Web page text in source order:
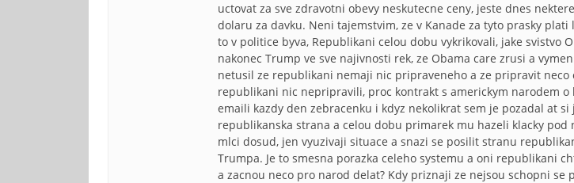
uctovat za sve zdravotni obevy neskutecne ceny, jeste dnes
dolaru za davku. Neni tajemstvim, ze v Kanade za tyto prasky
to v politice byva, Republikani celou dobu vykrikovali, jake svistvo
nakonec Trump ve sve najivnosti rek, ze Obama care zrusi a
netusil ze republikani nemaji nic pripraveneho a ze pripravit
republikani nic nepripravili, proc kontrakt s americkym narodem
emaili kazdy den zebracenku i kdyz nekolikrat sem je pozadal at
republikanska strana a celou dobu primarek mu hazeli klacky
mlci dosud, jen vyuzivaji situace a snazi se posilit stranu
Trumpa. Je to smesna porazka celeho systemu a oni republikani
a zacnou neco pro narod delat? Kdy priznaji ze nejsou schopni